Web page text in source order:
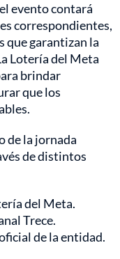
evento contará
correspondientes,
que garantizan la
Lotería del Meta
brindar
que los
de la jornada
de distintos
del Meta.
Trece.
de la entidad.